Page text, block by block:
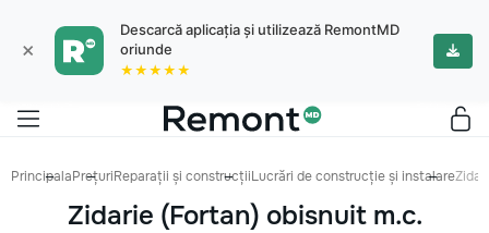
×
Descarcă aplicația și utilizează RemontMD
oriunde
★★★★★
PrincipalaPrețuriReparații și construcțiiLucrări de construcție și instalare
Zidarie (Fortan) obisnuit m.c.